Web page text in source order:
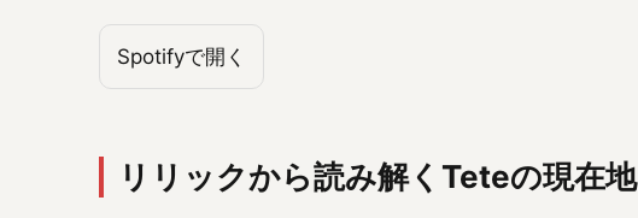
Spotifyで開く
リリックから読み解くTeteの現在地